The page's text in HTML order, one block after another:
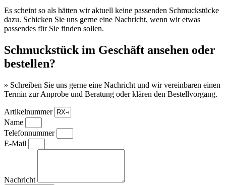
Es scheint so als hätten wir aktuell keine passenden Schmuckstücke
dazu. Schicken Sie uns gerne eine Nachricht, wenn wir etwas
passendes für Sie finden sollen.
Schmuckstück im Geschäft ansehen oder
bestellen?
» Schreiben Sie uns gerne eine Nachricht und wir vereinbaren einen
Termin zur Anprobe und Beratung oder klären den Bestellvorgang.
Artikelnummer
Name
Telefonnummer
E-Mail
Nachricht